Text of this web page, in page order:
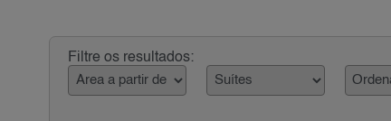
Filtre os resultados: